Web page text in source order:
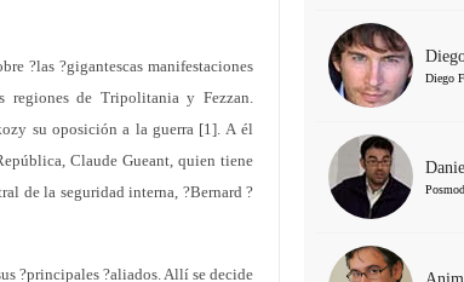
?las ?gigantescas manifestaciones
regiones de Tripolitania y Fezzan.
su oposición a la guerra [1]. A él
Claude Gueant, quien tiene
de la seguridad interna, ?Bernard ?
?principales ?aliados. Allí se decide
Diego